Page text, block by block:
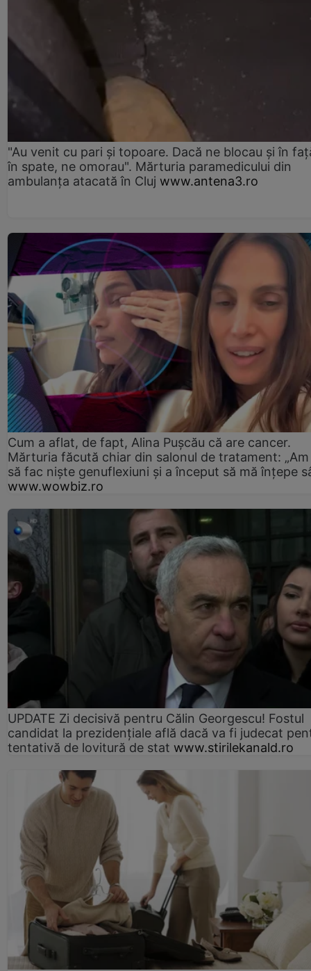
"Au venit cu pari și topoare. Dacă ne blocau şi în
în spate, ne omorau". Mărturia paramedicului din
ambulanţa atacată în Cluj www.antena3.ro
Cum a aflat, de fapt, Alina Pușcău că are cancer.
Mărturia făcută chiar din salonul de tratament:
să fac niște genuflexiuni și a început să mă înțepe
www.wowbiz.ro
UPDATE Zi decisivă pentru Călin Georgescu! Fostul
candidat la prezidențiale află dacă va fi judecat
tentativă de lovitură de stat www.stirilekanald.ro